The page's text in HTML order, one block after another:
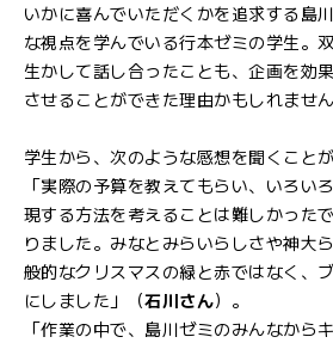
いかに喜んでいただくかを追求する島
な視点を学んでいる行本ゼミの学生。
生かして話し合ったことも、企画を効
させることができた理由かもしれません
学生から、次のような感想を聞くこと
「実際の予算を教えてもらい、いろい
現する方法を考えることは難しかった
りました。みなとみらいらしさや神大
般的なクリスマスの緑と赤ではなく、
にしました」（石川さん）。
「作業の中で、島川ゼミのみんなから